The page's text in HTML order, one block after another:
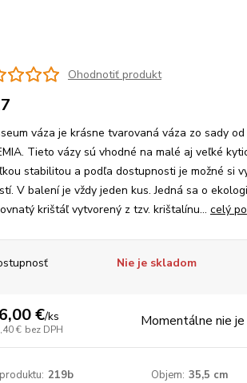
Ohodnotiť produkt
váza je krásne tvarovaná váza zo sady
Tieto vázy sú vhodné na malé aj veľké
stabilitou a podľa dostupnosti je možné si
V balení je vždy jeden kus. Jedná sa o
krištáľ vytvorený z tzv. krištalínu... celý
Nie je skladom
€/ks
€ bez DPH Momentálne nie
219b Objem: 35,5 cm